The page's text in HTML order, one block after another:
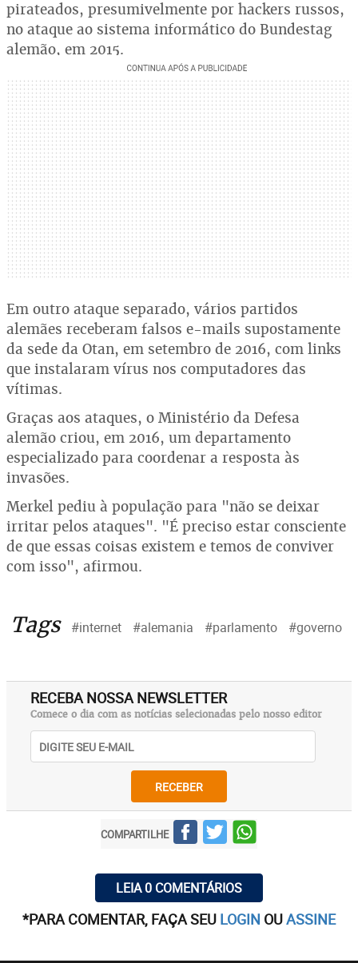
pirateados, presumivelmente por hackers russos,
no ataque ao sistema informático do Bundestag
alemão, em 2015.
Em outro ataque separado, vários partidos
alemães receberam falsos e-mails supostamente
da sede da Otan, em setembro de 2016, com links
que instalaram vírus nos computadores das
vítimas.
Graças aos ataques, o Ministério da Defesa
alemão criou, em 2016, um departamento
especializado para coordenar a resposta às
invasões.
Merkel pediu à população para "não se deixar
irritar pelos ataques". "É preciso estar consciente
de que essas coisas existem e temos de conviver
com isso", afirmou.
Tags #internet #alemania #parlamento #governo
RECEBA NOSSA NEWSLETTER
Comece o dia com as notícias selecionadas pelo nosso editor
RECEBER
COMPARTILHE
LEIA 0 COMENTÁRIOS
*PARA COMENTAR, FAÇA SEU LOGIN OUASSINE